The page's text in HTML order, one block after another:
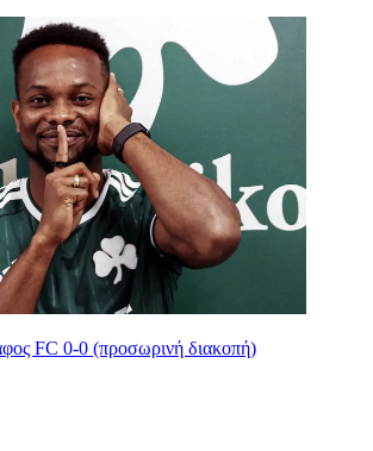
FC 0-0 (προσωρινή διακοπή)